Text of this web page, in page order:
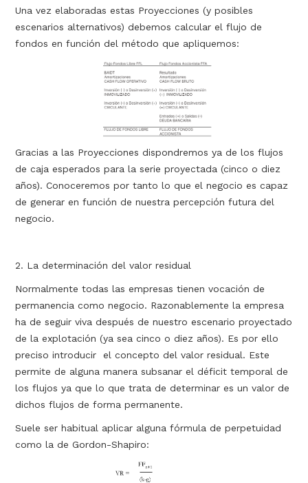
Una vez elaboradas estas Proyecciones (y posibles
escenarios alternativos) debemos calcular el flujo de
fondos en función del método que apliquemos:
Gracias a las Proyecciones dispondremos ya de los flujos
de caja esperados para la serie proyectada (cinco o diez
años). Conoceremos por tanto lo que el negocio es capaz
de generar en función de nuestra percepción futura del
negocio.
2. La determinación del valor residual
Normalmente todas las empresas tienen vocación de
permanencia como negocio. Razonablemente la empresa
ha de seguir viva después de nuestro escenario proyectado
de la explotación (ya sea cinco o diez años). Es por ello
preciso introducir el concepto del valor residual. Este
permite de alguna manera subsanar el déficit temporal de
los flujos ya que lo que trata de determinar es un valor de
dichos flujos de forma permanente.
Suele ser habitual aplicar alguna fórmula de perpetuidad
como la de Gordon-Shapiro: